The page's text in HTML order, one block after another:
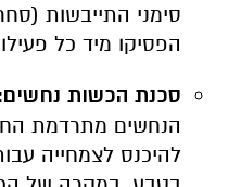
סימני התייבשות
הפסיקו מיד כל
סכנת הכשות נחשים:
הנחשים מתרדמת
להיכנס לצמחייה